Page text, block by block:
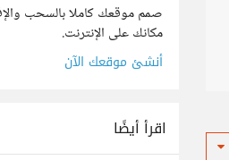
صمم موقعك كاملا بالسحب
مكانك على الإنترنت.
أنشئ موقعك الآن
اقرأ أيضًا